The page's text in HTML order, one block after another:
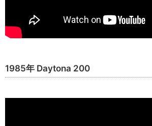
1985年 Daytona 200